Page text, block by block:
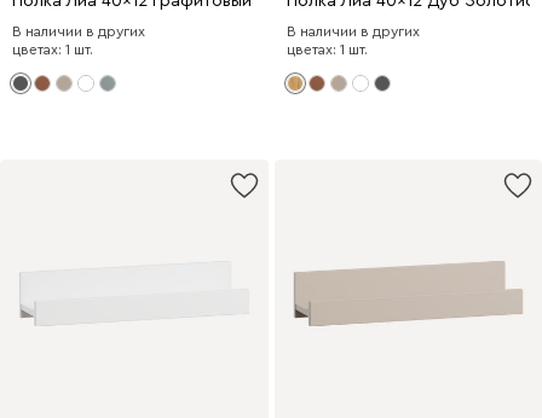
В наличии в других
цветах: 1 шт.
В наличии в других
цветах: 1 шт.